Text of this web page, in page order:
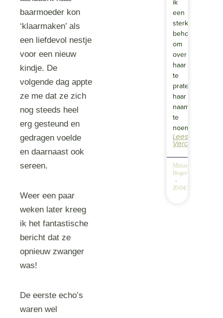
baarmoeder kon
‘klaarmaken’ als
een liefdevol nestje
voor een nieuw
kindje. De
volgende dag appte
ze me dat ze zich
nog steeds heel
erg gesteund en
gedragen voelde
en daarnaast ook
sereen.
Weer een paar
weken later kreeg
ik het fantastische
bericht dat ze
opnieuw zwanger
was!
De eerste echo’s
waren wel
ik
een
sterke
behoefte
om
over
haar
te
praten,
haar
naam
te
noemen…
Lees
Verder
Miriam
Hogervorst
20/04/2026